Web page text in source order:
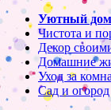
Уютный дом
Чистота и
Декор
Домашние
Уход за
Сад и огород